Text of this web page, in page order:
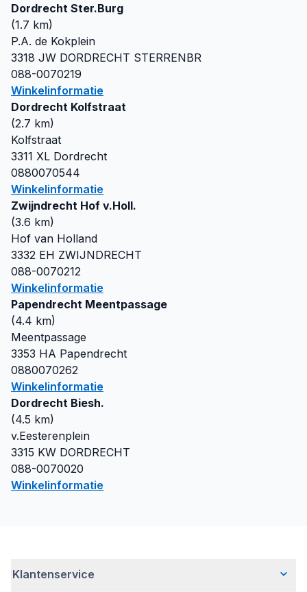
Dordrecht Ster.Burg
(1.7 km)
P.A. de Kokplein
3318 JW DORDRECHT STERRENBR
088-0070219
Winkelinformatie
Dordrecht Kolfstraat
(2.7 km)
Kolfstraat
3311 XL Dordrecht
0880070544
Winkelinformatie
Zwijndrecht Hof v.Holl.
(3.6 km)
Hof van Holland
3332 EH ZWIJNDRECHT
088-0070212
Winkelinformatie
Papendrecht Meentpassage
(4.4 km)
Meentpassage
3353 HA Papendrecht
0880070262
Winkelinformatie
Dordrecht Biesh.
(4.5 km)
v.Eesterenplein
3315 KW DORDRECHT
088-0070020
Winkelinformatie
Klantenservice